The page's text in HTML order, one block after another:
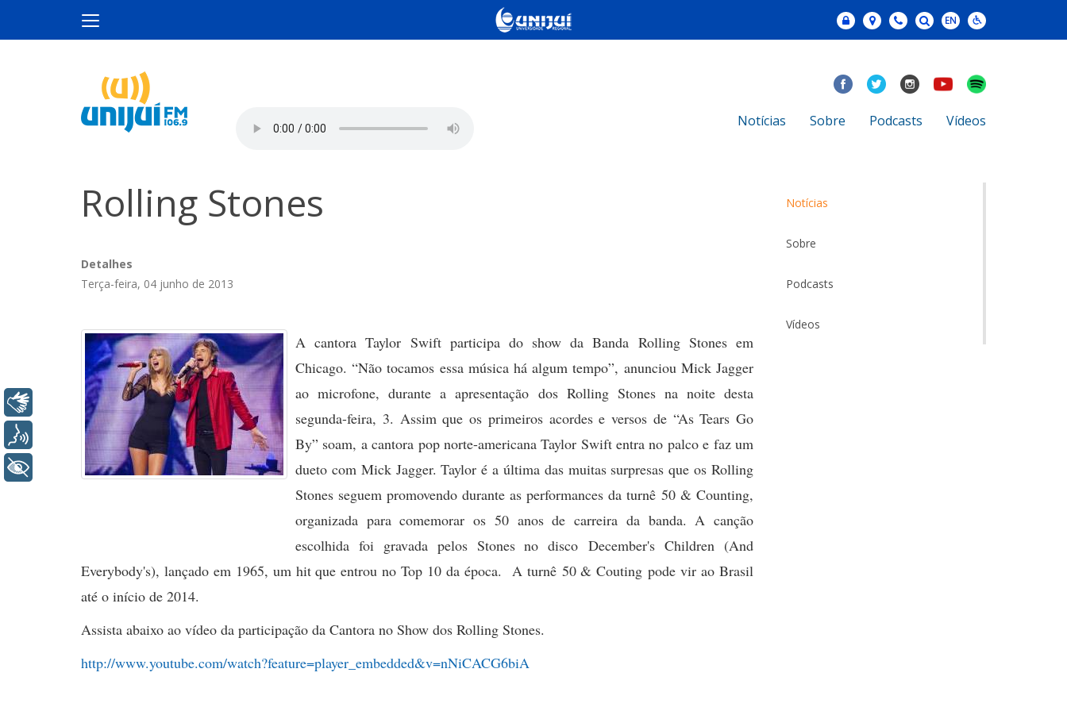
Notícias Sobre Podcasts Vídeos
Rolling Stones
Detalhes
Terça-feira, 04 junho de 2013
A cantora Taylor Swift participa do show da Banda Rolling Stones em
Chicago. “Não tocamos essa música há algum tempo”, anunciou Mick Jagger
ao microfone, durante a apresentação dos Rolling Stones na noite desta
segunda-feira, 3. Assim que os primeiros acordes e versos de “As Tears Go
By” soam, a cantora pop norte-americana Taylor Swift entra no palco e faz um
dueto com Mick Jagger. Taylor é a última das muitas surpresas que os Rolling
Stones seguem promovendo durante as performances da turnê 50 & Counting,
organizada para comemorar os 50 anos de carreira da banda. A canção
escolhida foi gravada pelos Stones no disco December's Children (And
Everybody's), lançado em 1965, um hit que entrou no Top 10 da época. A turnê 50 & Couting pode vir ao Brasil
até o início de 2014.
Assista abaixo ao vídeo da participação da Cantora no Show dos Rolling Stones.
http://www.youtube.com/watch?feature=player_embedded&v=nNiCACG6biA
Notícias
Sobre
Podcasts
Vídeos
+ Acessibilidade